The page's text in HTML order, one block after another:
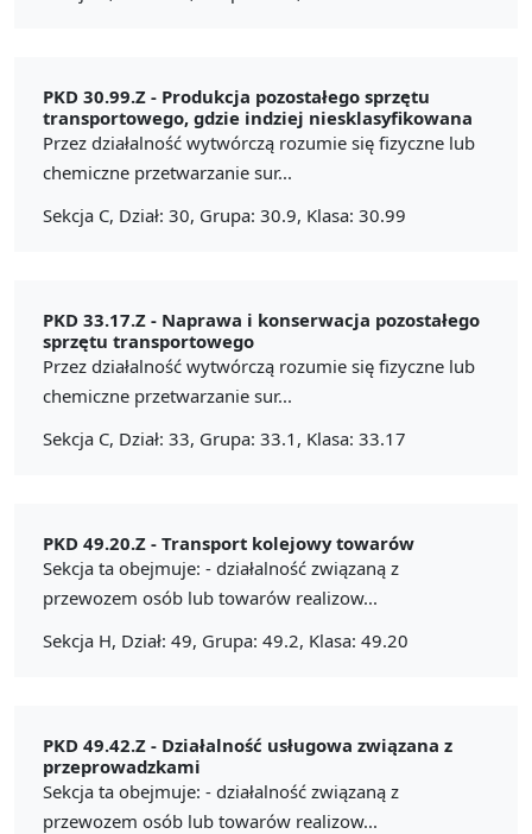
PKD 30.99.Z - Produkcja pozostałego sprzętu
transportowego, gdzie indziej niesklasyfikowana
Przez działalność wytwórczą rozumie się fizyczne lub
chemiczne przetwarzanie sur...
Sekcja C, Dział: 30, Grupa: 30.9, Klasa: 30.99
PKD 33.17.Z - Naprawa i konserwacja pozostałego
sprzętu transportowego
Przez działalność wytwórczą rozumie się fizyczne lub
chemiczne przetwarzanie sur...
Sekcja C, Dział: 33, Grupa: 33.1, Klasa: 33.17
PKD 49.20.Z - Transport kolejowy towarów
Sekcja ta obejmuje: - działalność związaną z
przewozem osób lub towarów realizow...
Sekcja H, Dział: 49, Grupa: 49.2, Klasa: 49.20
PKD 49.42.Z - Działalność usługowa związana z
przeprowadzkami
Sekcja ta obejmuje: - działalność związaną z
przewozem osób lub towarów realizow...